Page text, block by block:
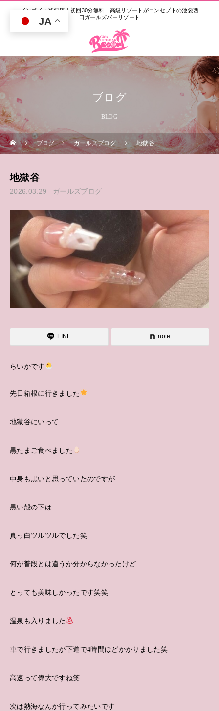
インボイス登録店｜初回30分無料｜高級リゾートがコンセプトの池袋西
口ガールズバーリゾート
ブログ
BLOG
ブログ ガールズブログ 地獄谷
地獄谷
2026.03.29 ガールズブログ
LINE note
らいかです
先日箱根に行きました
地獄谷にいって
黒たまご食べました
中身も黒いと思っていたのですが
黒い殻の下は
真っ白ツルツルでした笑
何が普段とは違うか分からなかったけど
とっても美味しかったです笑笑
温泉も入りました
車で行きましたが下道で4時間ほどかかりました笑
高速って偉大ですね笑
次は熱海なんか行ってみたいです
JA